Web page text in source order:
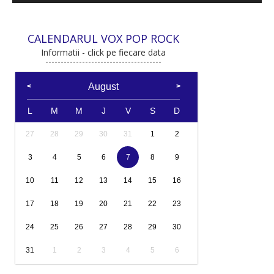
CALENDARUL VOX POP ROCK
Informatii - click pe fiecare data
August
L M M J V S D
27 28 29 30 31 1 2
3 4 5 6 7 8 9
10 11 12 13 14 15 16
17 18 19 20 21 22 23
24 25 26 27 28 29 30
31 1 2 3 4 5 6